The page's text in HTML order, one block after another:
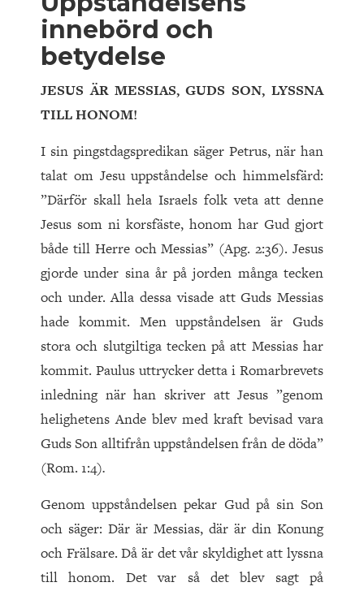
innebörd och
betydelse
JESUS ÄR MESSIAS, GUDS SON, LYSSNA
TILL HONOM!
I sin pingstdagspredikan säger Petrus, när han
talat om Jesu uppståndelse och himmelsfärd:
”Därför skall hela Israels folk veta att denne
Jesus som ni korsfäste, honom har Gud gjort
både till Herre och Messias” (Apg. 2:36). Jesus
gjorde under sina år på jorden många tecken
och under. Alla dessa visade att Guds Messias
hade kommit. Men uppståndelsen är Guds
stora och slutgiltiga tecken på att Messias har
kommit. Paulus uttrycker detta i Romarbrevets
inledning när han skriver att Jesus ”genom
helighetens Ande blev med kraft bevisad vara
Guds Son alltifrån uppståndelsen från de döda”
(Rom. 1:4).
Genom uppståndelsen pekar Gud på sin Son
och säger: Där är Messias, där är din Konung
och Frälsare. Då är det vår skyldighet att lyssna
till honom. Det var så det blev sagt på